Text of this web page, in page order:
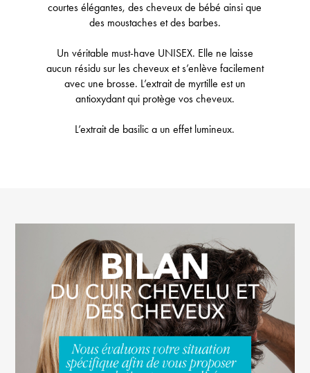
courtes élégantes, des cheveux de bébé ainsi que
des moustaches et des barbes.
Un véritable must-have UNISEX. Elle ne laisse
aucun résidu sur les cheveux et s’enlève facilement
avec une brosse. L’extrait de myrtille est un
antioxydant qui protège vos cheveux.
L’extrait de basilic a un effet lumineux.